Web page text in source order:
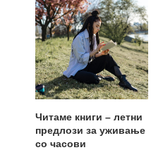
Читаме книги – летни
предлози за уживање
со часови